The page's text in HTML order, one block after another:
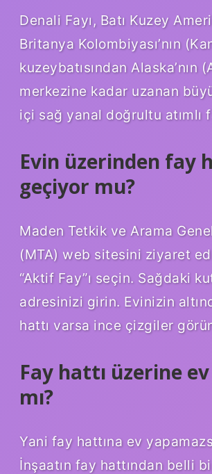
Denali Fayı, Batı Kuzey
Britanya Kolombiyası’nın
kuzeybatısından Alaska’nın
merkezine kadar uzanan
içi sağ yanal doğrultu atımlı
Evin üzerinden fay
geçiyor mu?
Maden Tetkik ve Arama
(MTA) web sitesini ziyaret
“Aktif Fay”ı seçin. Sağdaki
adresinizi girin. Evinizin
hattı varsa ince çizgiler
Fay hattı üzerine ev
mı?
Yani fay hattına ev
İnşaatın fay hattından belli